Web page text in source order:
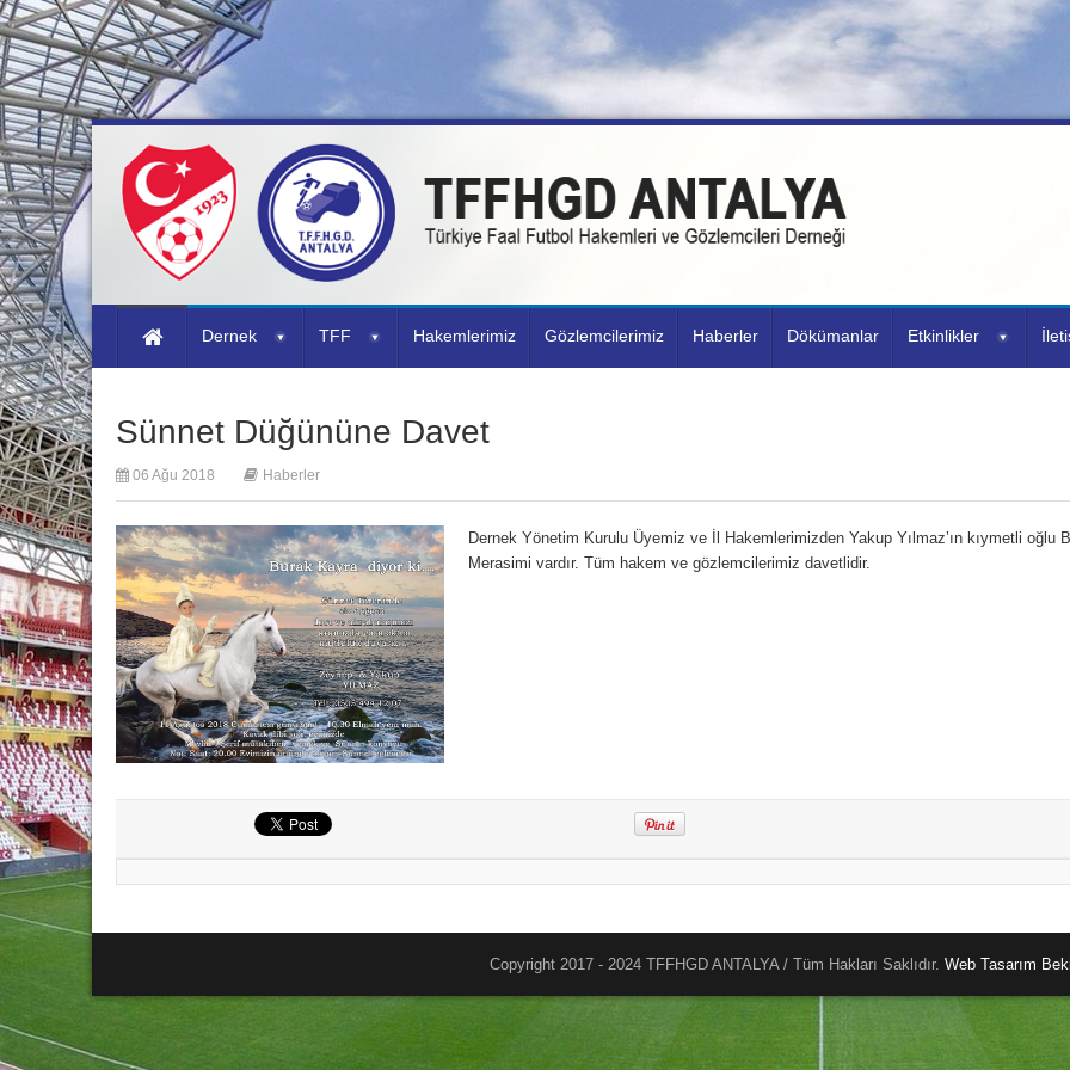
Dernek TFF Hakemlerimiz Gözlemcilerimiz Haberler Dökümanlar Etkinlikler
Sünnet Düğününe Davet
06 Ağu 2018 Haberler
Dernek Yönetim Kurulu Üyemiz ve İl Hakemlerimizden Yakup Yılmaz’ın kıymetli oğlu
Merasimi vardır. Tüm hakem ve gözlemcilerimiz davetlidir.
Copyright 2017 - 2024 TFFHGD ANTALYA / Tüm Hakları Saklıdır. Web Tasarım